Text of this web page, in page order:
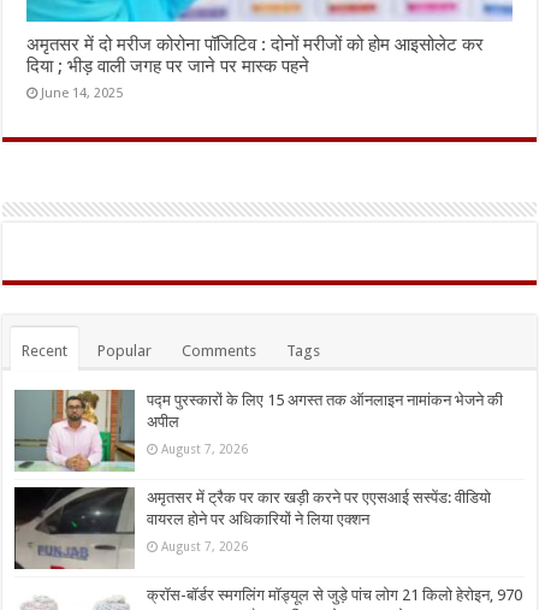
अमृतसर में दो मरीज कोरोना पॉजिटिव : दोनों मरीजों को होम आइसोलेट कर
दिया ; भीड़ वाली जगह पर जाने पर मास्क पहने
June 14, 2025
Recent Popular Comments Tags
पद्म पुरस्कारों के लिए 15 अगस्त तक ऑनलाइन नामांकन भेजने की
अपील
August 7, 2026
अमृतसर में ट्रैक पर कार खड़ी करने पर एएसआई सस्पेंड: वीडियो
वायरल होने पर अधिकारियों ने लिया एक्शन
August 7, 2026
क्रॉस-बॉर्डर स्मगलिंग मॉड्यूल से जुड़े पांच लोग 21 किलो हेरोइन, 970